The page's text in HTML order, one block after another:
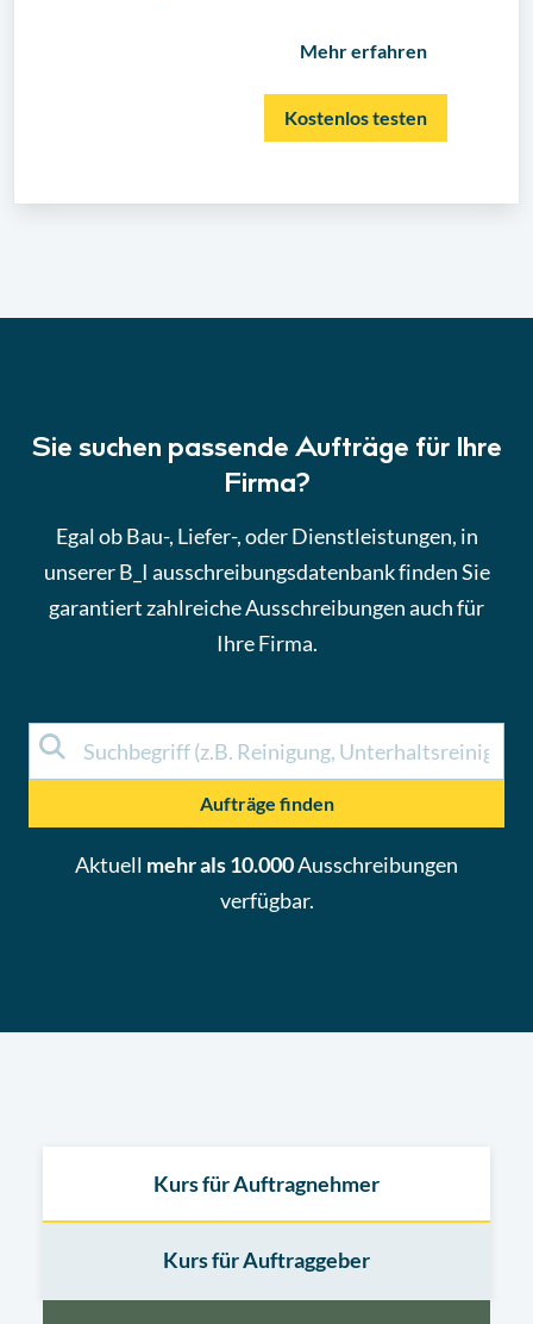
Mehr erfahren
Kostenlos testen
Sie suchen passende Aufträge für Ihre
Firma?
Egal ob Bau-, Liefer-, oder Dienstleistungen, in
unserer B_I ausschreibungsdatenbank finden Sie
garantiert zahlreiche Ausschreibungen auch für
Ihre Firma.
Aufträge finden
Aktuell mehr als 10.000Ausschreibungen
verfügbar.
Kurs für Auftragnehmer
Kurs für Auftraggeber